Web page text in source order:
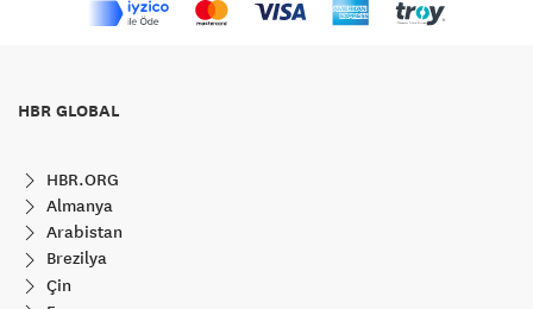
HBR GLOBAL
HBR.ORG
Almanya
Arabistan
Brezilya
Çin